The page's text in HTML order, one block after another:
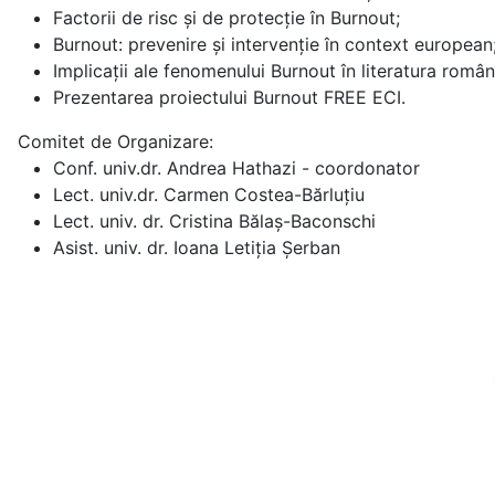
Factorii de risc și de protecție în Burnout;
Burnout: prevenire și intervenție în context
Implicații ale fenomenului Burnout în literatura
Prezentarea proiectului Burnout FREE ECI.
Comitet de Organizare:
Conf. univ.dr. Andrea Hathazi - coordonator
Lect. univ.dr. Carmen Costea-Bărluțiu
Lect. univ. dr. Cristina Bălaș-Baconschi
Asist. univ. dr. Ioana Letiția Șerban